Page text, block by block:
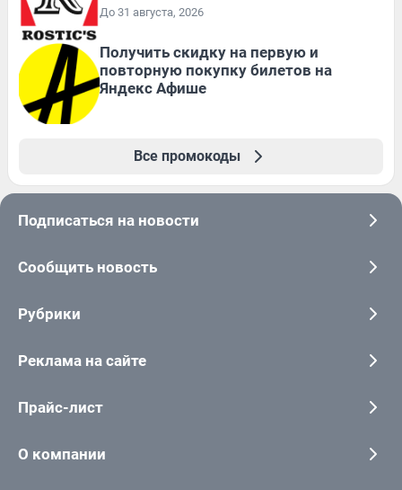
До 31 августа, 2026
Получить скидку на первую и
повторную покупку билетов на
Яндекс Афише
Все промокоды
Подписаться на новости
Сообщить новость
Рубрики
Реклама на сайте
Прайс-лист
О компании